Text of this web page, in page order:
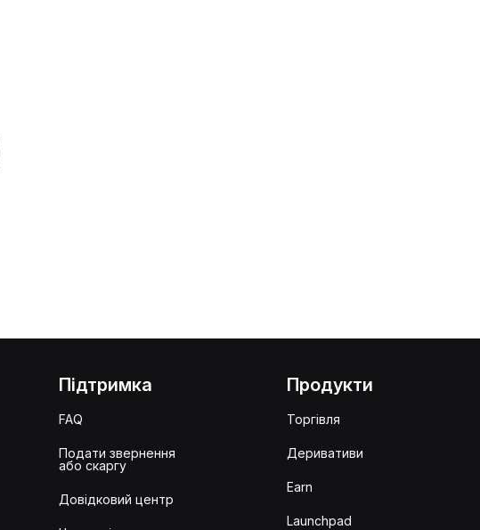
Підтримка
FAQ
Подати звернення
або скаргу
Довідковий центр
Продукти
Торгівля
Деривативи
Earn
Launchpad